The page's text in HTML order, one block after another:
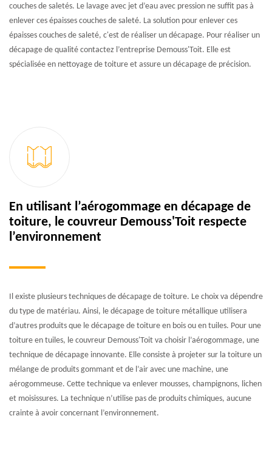
couches de saletés. Le lavage avec jet d’eau avec pression ne suffit pas à
enlever ces épaisses couches de saleté. La solution pour enlever ces
épaisses couches de saleté, c'est de réaliser un décapage. Pour réaliser un
décapage de qualité contactez l’entreprise Demouss'Toit. Elle est
spécialisée en nettoyage de toiture et assure un décapage de précision.
En utilisant l’aérogommage en décapage de
toiture, le couvreur Demouss'Toit respecte
l’environnement
Il existe plusieurs techniques de décapage de toiture. Le choix va dépendre
du type de matériau. Ainsi, le décapage de toiture métallique utilisera
d’autres produits que le décapage de toiture en bois ou en tuiles. Pour une
toiture en tuiles, le couvreur Demouss'Toit va choisir l’aérogommage, une
technique de décapage innovante. Elle consiste à projeter sur la toiture un
mélange de produits gommant et de l’air avec une machine, une
aérogommeuse. Cette technique va enlever mousses, champignons, lichen
et moisissures. La technique n’utilise pas de produits chimiques, aucune
crainte à avoir concernant l’environnement.